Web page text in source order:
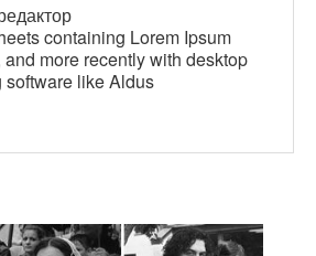
containing Lorem Ipsum
more recently with desktop
like Aldus